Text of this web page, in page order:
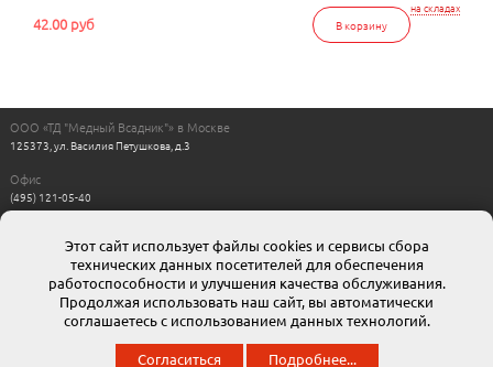
на складах
В корзину
42.00 руб
ООО «ТД "Медный Всадник"» в Москве
125373, ул. Василия Петушкова, д.3
Офис
(495) 121-05-40
Пн-Пт с 11:00 до 17:00
Интернет магазин
8-800-511-00-88
г. Москва: moskow@mvsadnik.ru
г. Санкт-Петербург: esales@mvsadnik.ru
© 2013 ООО ТД «Медный всадник». Мы представляем широчайший ассортимент полиграфической
Этот сайт использует файлы cookies и сервисы сбора
технических данных посетителей для обеспечения
работоспособности и улучшения качества обслуживания.
Продолжая использовать наш сайт, вы автоматически
соглашаетесь с использованием данных технологий.
Согласиться Подробнее...